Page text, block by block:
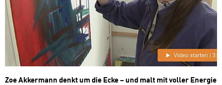
Zoe Akkermann denkt um die Ecke – und malt mit voller Energie